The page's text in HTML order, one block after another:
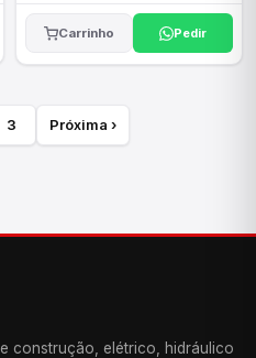
Carrinho Pedir
3 Próxima ›
construção, elétrico, hidráulico